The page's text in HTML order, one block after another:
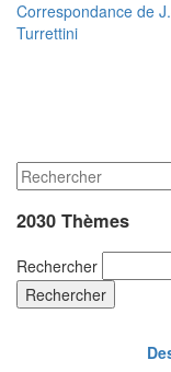
Correspondance de
Turrettini
2030 Thèmes
Rechercher
Rechercher